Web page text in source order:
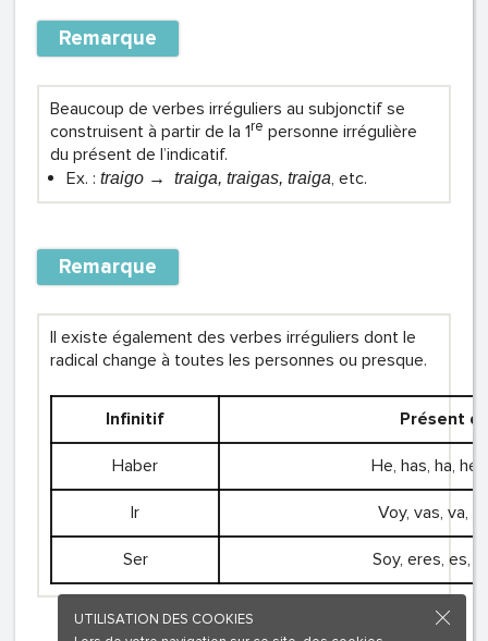
Remarque
Beaucoup de verbes irréguliers au subjonctif se
construisent à partir de la 1re personne irrégulière
du présent de l’indicatif.
Ex. : traigo → traiga, traigas, traiga, etc.
Remarque
Il existe également des verbes irréguliers dont le
radical change à toutes les personnes ou presque.
Infinitif Présent
Haber He, has, ha,
Ir Voy, vas, va,
Ser Soy, eres, es,
UTILISATION DES COOKIES